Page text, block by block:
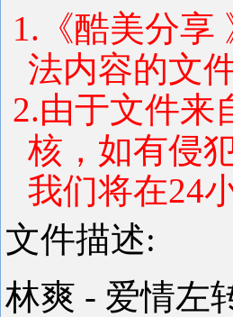
1.《酷美分享
法内容的文
2.由于文件来
核，如有侵
我们将在24
文件描述:
林爽 - 爱情左